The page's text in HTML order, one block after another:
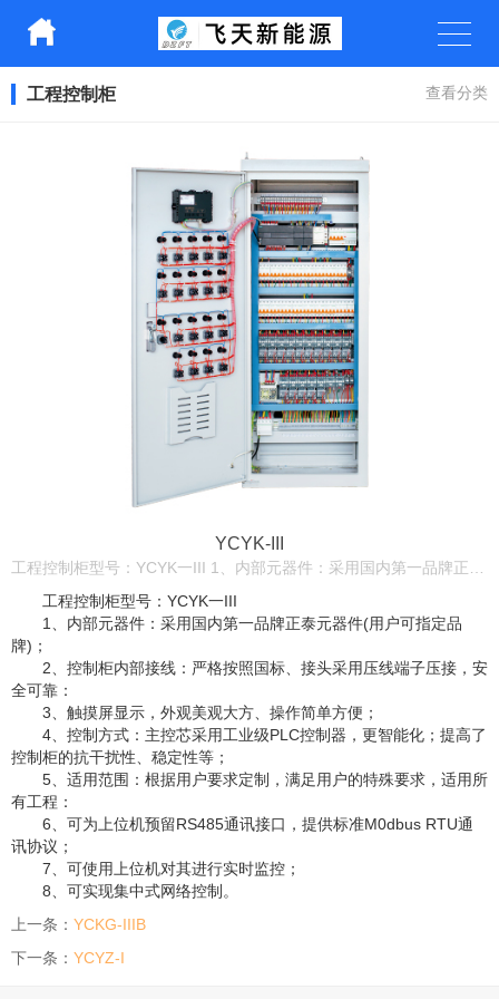
工程控制柜 查看分类
YCYK-III
工程控制柜型号：YCYK一III 1、内部元器件：采用国内第一品牌正泰元器件(用户可指定品牌)； 2、控制柜内部接线：严格按照国标、接头采用压线端子压接，安全可靠： 3、触摸屏显示，外观美观大方、操作简单方便； 4、控制方式：主控芯采用工业级PLC控制器，更智能化；提高了控制柜的抗干扰性、稳定性等；
工程控制柜型号：YCYK一III
1、内部元器件：采用国内第一品牌正泰元器件(用户可指定品
牌)；
2、控制柜内部接线：严格按照国标、接头采用压线端子压接，安
全可靠：
3、触摸屏显示，外观美观大方、操作简单方便；
4、控制方式：主控芯采用工业级PLC控制器，更智能化；提高了
控制柜的抗干扰性、稳定性等；
5、适用范围：根据用户要求定制，满足用户的特殊要求，适用所
有工程：
6、可为上位机预留RS485通讯接口，提供标准M0dbus RTU通
讯协议；
7、可使用上位机对其进行实时监控；
8、可实现集中式网络控制。
上一条： YCKG-IIIB
下一条： YCYZ-I